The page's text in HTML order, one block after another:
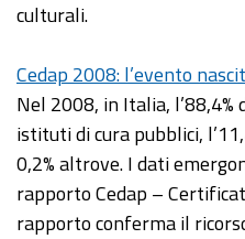
culturali.
Cedap 2008: l’evento
Nel 2008, in Italia,
istituti di cura pubblici,
0,2% altrove. I dati
rapporto Cedap –
rapporto conferma il